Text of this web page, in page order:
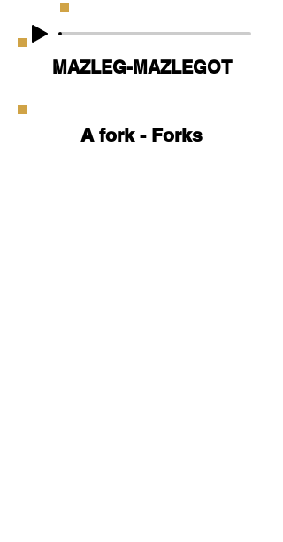
MAZLEG-MAZLEGOT
A fork - Forks